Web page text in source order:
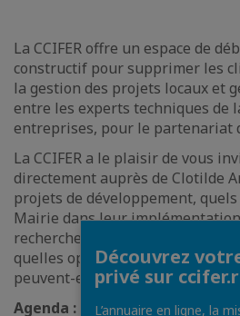
La CCIFER offre un espace de
constructif pour supprimer les
la gestion des projets locaux et
entre les experts techniques de
entreprises, pour le partenariat
La CCIFER a le plaisir de vous
directement auprès de Clotilde
projets de développement,
Mairie dans leur
recherche la Mairie pour les
quelles opportunités de
peuvent-elles exploiter.
Agenda :
Découvrez
privé sur
L’annuaire en ligne, la